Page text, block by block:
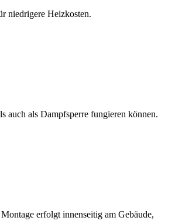
niedrigere Heizkosten.
auch als Dampfsperre fungieren können.
erfolgt innenseitig am Gebäude,